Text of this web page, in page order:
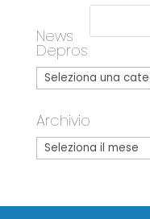
News
Depros
Archivio